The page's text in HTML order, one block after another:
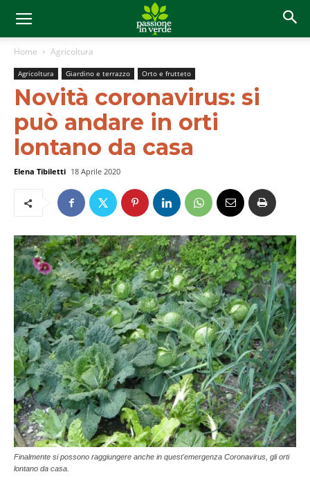
Home Agricoltura
Agricoltura Giardino e terrazzo Orto e frutteto
Novità coronavirus: si
può andare in orti
lontano da casa
Elena Tibiletti 18 Aprile 2020
Finalmente si possono raggiungere anche in quest'emergenza Coronavirus, gli orti
lontano da casa.